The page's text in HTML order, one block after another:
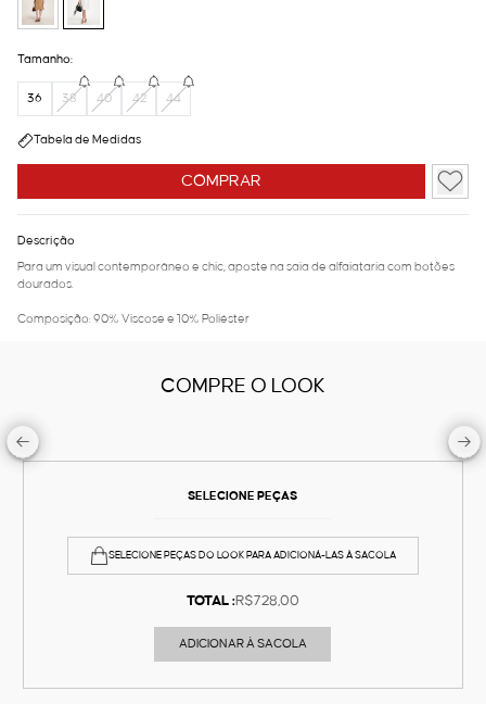
COMPRAR
Tamanho:
36 38 40 42 44
Tabela de Medidas
Descrição
Para um visual contemporâneo e chic, aposte na saia de alfaiataria com botões
dourados.
Composição: 90% Viscose e 10% Poliéster
COMPRE O LOOK
SELECIONE PEÇAS
SELECIONE PEÇAS DO LOOK PARA ADICIONÁ-LAS À SACOLA
TOTAL :R$728,00
ADICIONAR À SACOLA